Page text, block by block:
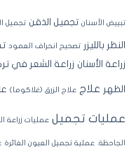
الأسنان تجميل الذقن تجميل
بالليزر تصحيح انحراف العمود
الأسنان زراعة الشعر في تركيا
علاج علاج الزرق (غلاكوما) علاج
تجميل عمليات زراعة
عملية تجميل العيون الغائرة